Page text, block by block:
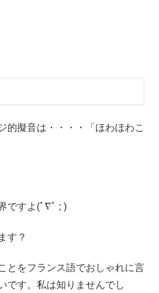
的擬音は・・・・「ほわほわこ
ですよ(ﾟ∇ﾟ ; )
す？
とをフランス語でおしゃれに言
です。私は知りませんでし